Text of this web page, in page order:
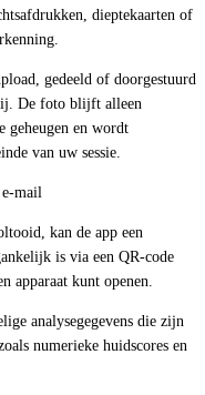
dieptekaarten of
gedeeld of doorgestuurd
De foto blijft alleen
geheugen en wordt
van uw sessie.
mail
kan de app een
is via een QR-code
apparaat kunt openen.
analysegegevens die zijn
numerieke huidscores en